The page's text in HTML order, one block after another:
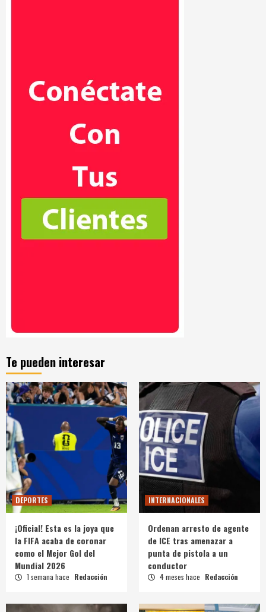
Te pueden interesar
DEPORTES
¡Oficial! Esta es la joya que
la FIFA acaba de coronar
como el Mejor Gol del
Mundial 2026
1 semana hace Redacción
INTERNACIONALES
Ordenan arresto de agente
de ICE tras amenazar a
punta de pistola a un
conductor
4 meses hace Redacción